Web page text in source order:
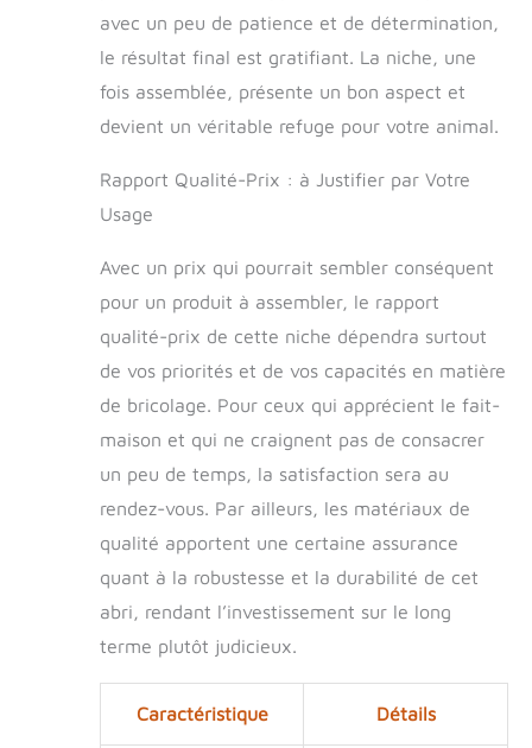
avec un peu de patience et de détermination,
le résultat final est gratifiant. La niche, une
fois assemblée, présente un bon aspect et
devient un véritable refuge pour votre animal.
Rapport Qualité-Prix : à Justifier par Votre
Usage
Avec un prix qui pourrait sembler conséquent
pour un produit à assembler, le rapport
qualité-prix de cette niche dépendra surtout
de vos priorités et de vos capacités en matière
de bricolage. Pour ceux qui apprécient le fait-
maison et qui ne craignent pas de consacrer
un peu de temps, la satisfaction sera au
rendez-vous. Par ailleurs, les matériaux de
qualité apportent une certaine assurance
quant à la robustesse et la durabilité de cet
abri, rendant l’investissement sur le long
terme plutôt judicieux.
Caractéristique Détails